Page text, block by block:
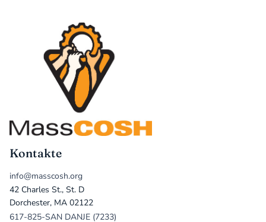
Kontakte
info@masscosh.org
42 Charles St., St. D
Dorchester, MA 02122
617-825-SAN DANJE (7233)